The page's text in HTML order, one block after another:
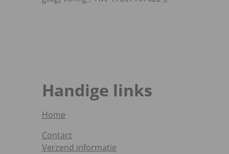
Handige links
Home
Contact
Verzend informatie